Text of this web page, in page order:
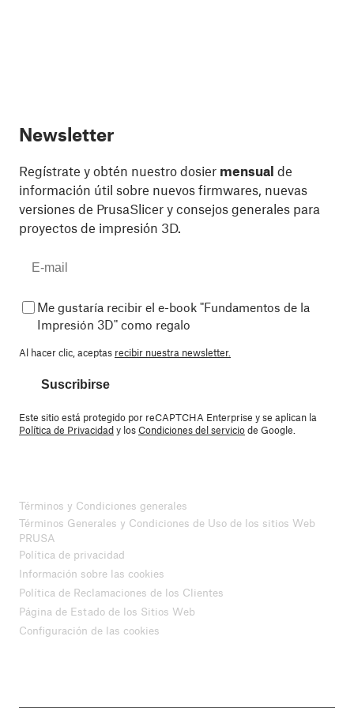
Newsletter
Regístrate y obtén nuestro dosier mensual de
información útil sobre nuevos firmwares, nuevas
versiones de PrusaSlicer y consejos generales para
proyectos de impresión 3D.
Me gustaría recibir el e-book "Fundamentos de la
Impresión 3D" como regalo
Al hacer clic, aceptas recibir nuestra newsletter.
Suscribirse
Este sitio está protegido por reCAPTCHA Enterprise y se aplican la
Política de Privacidady losCondiciones del serviciode Google.
Términos y Condiciones generales
Términos Generales y Condiciones de Uso de los sitios Web
PRUSA
Política de privacidad
Información sobre las cookies
Política de Reclamaciones de los Clientes
Página de Estado de los Sitios Web
Configuración de las cookies